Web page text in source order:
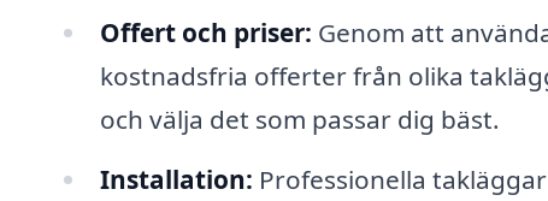
Offert och priser: Genom att
kostnadsfria offerter från olika
och välja det som passar dig bäst.
Installation: Professionella